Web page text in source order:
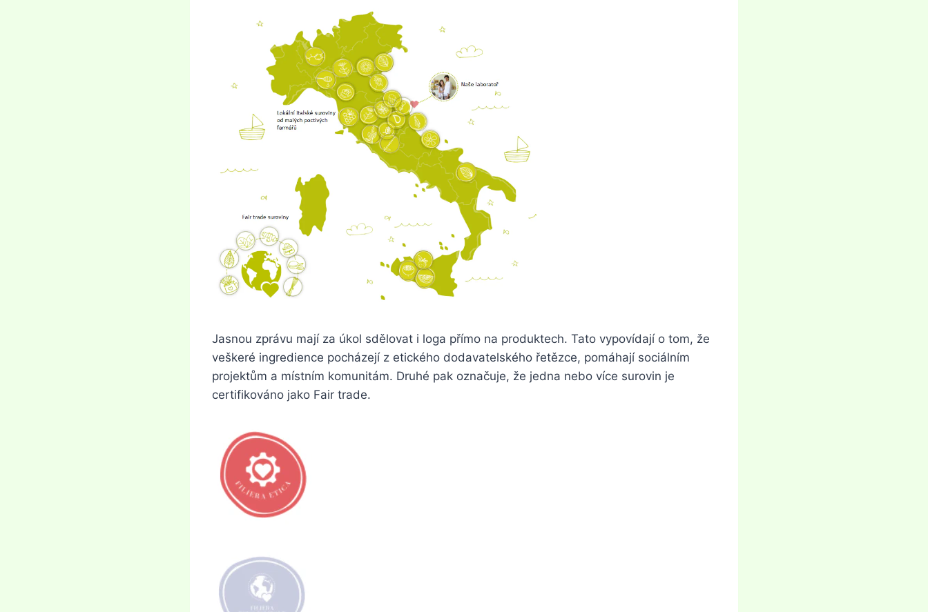
Jasnou zprávu mají za úkol sdělovat i loga přímo na produktech. Tato vypovídají o tom, že
veškeré ingredience pocházejí z etického dodavatelského řetězce, pomáhají sociálním
projektům a místním komunitám. Druhé pak označuje, že jedna nebo více surovin je
certifikováno jako Fair trade.